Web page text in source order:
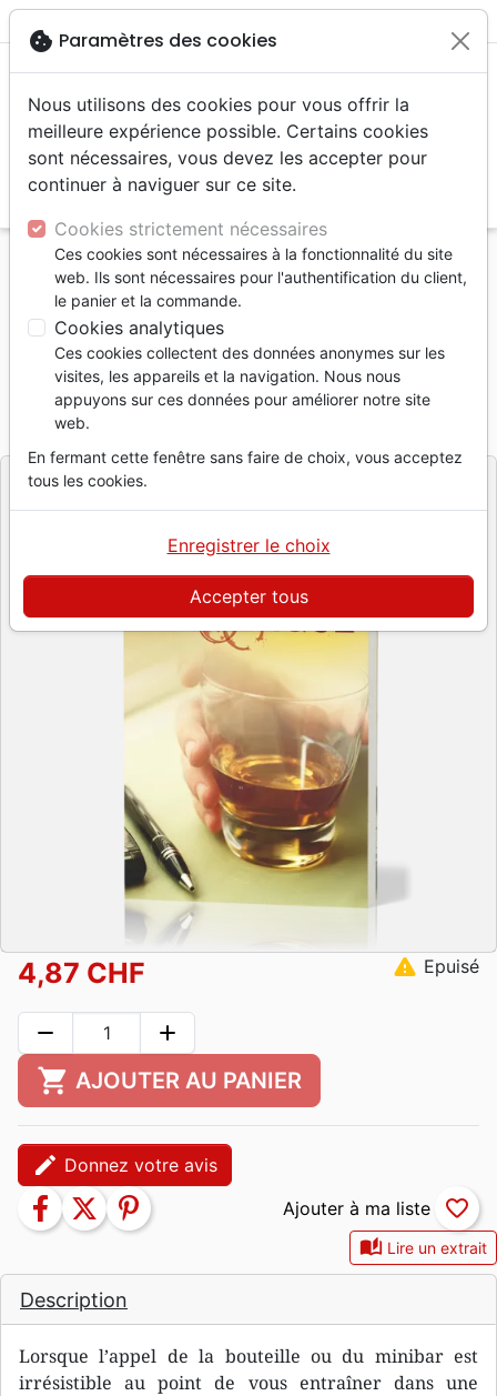
menu
Accueil Livres
Témoignages, biographies
CHRETIENNE ET ALCOOLIQUE
CHRETIENNE ET ALCOOLIQUE
Heather Kopp
RéférenceOUR1086 EAN9782940335862
Editeur Ourania
auto_stories Lire un extrait
Description
Lorsque l’appel de la bouteille ou du minibar est
irrésistible au point de vous entraîner dans une
4,87 CHF warning Epuisé
remove add
shopping_cart AJOUTER AU PANIER
edit Donnez votre avis
facebook twitter pinterest favorite_border
cookie Paramètres des cookies
Nous utilisons des cookies pour vous offrir la
meilleure expérience possible. Certains cookies
sont nécessaires, vous devez les accepter pour
continuer à naviguer sur ce site.
Cookies strictement nécessaires
Ces cookies sont nécessaires à la fonctionnalité du site
web. Ils sont nécessaires pour l'authentification du client,
le panier et la commande.
Cookies analytiques
Ces cookies collectent des données anonymes sur les
visites, les appareils et la navigation. Nous nous
appuyons sur ces données pour améliorer notre site
web.
En fermant cette fenêtre sans faire de choix, vous acceptez
tous les cookies.
Accepter tous
Enregistrer le choix